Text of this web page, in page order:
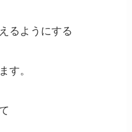
るようにする
す。